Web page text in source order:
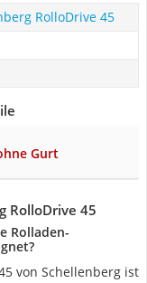
RolloDrive 45
Gurt
RolloDrive 45
Rolladen-
von Schellenberg ist